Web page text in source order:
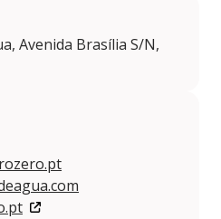
Avenida Brasília S/N,